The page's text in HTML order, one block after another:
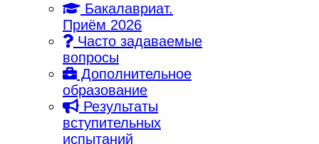
Бакалавриат.
Приём 2026
Часто задаваемые
вопросы
Дополнительное
образование
Результаты
вступительных
испытаний